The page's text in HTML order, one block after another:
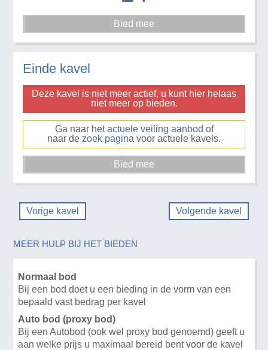
Einde kavel
Deze kavel is niet meer actief, u kunt hier helaas
niet meer op bieden.
Ga naar hetactuele veiling aanbod of
naar de zoek pagina voor actuele kavels.
Vorige kavel Volgende kavel
MEER HULP BIJ HET BIEDEN
Normaal bod
Bij een bod doet u een bieding in de vorm van een
bepaald vast bedrag per kavel
Auto bod (proxy bod)
Bij een Autobod (ook wel proxy bod genoemd) geeft u
aan welke prijs u maximaal bereid bent voor de kavel